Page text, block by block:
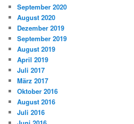
September 2020
August 2020
Dezember 2019
September 2019
August 2019
April 2019
Juli 2017
März 2017
Oktober 2016
August 2016
Juli 2016